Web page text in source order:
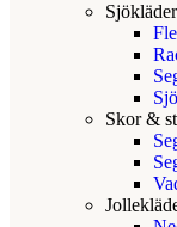
Sjökläder
Skor &